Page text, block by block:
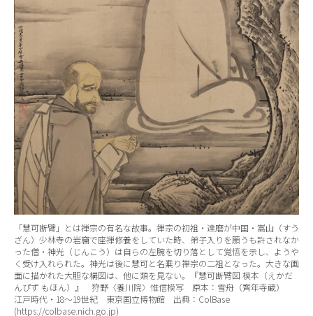
「慧可断臂」とは禅宗の有名な故事。禅宗の初祖・達磨が中国・嵩山（すう
ざん）少林寺の岩窟で座禅修養をしていた時、弟子入りを願うも許されなか
った僧・神光（じんこう）は自らの左腕を切り落として覚悟を示し、ようや
く受け入れられた。神光は後に慧可と名乗り禅宗の二祖となった。大きな画
面に描かれた大胆な構図は、他に類を見ない。『慧可断臂図 模本（えかだ
んぴず もほん）』 狩野〈養川院〉惟信模写 原本：雪舟（齊年寺蔵）
江戸時代・18～19世紀 東京国立博物館 出典：ColBase
(https://colbase.nich.go.jp)